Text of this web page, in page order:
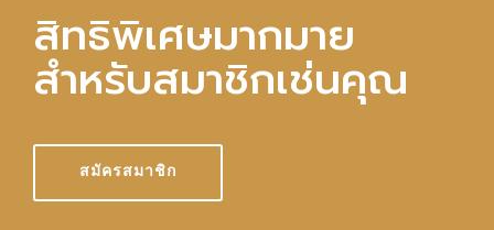
สิทธิพิเศษมากมาย
สำหรับสมาชิกเช่นคุณ
สมัครสมาชิก